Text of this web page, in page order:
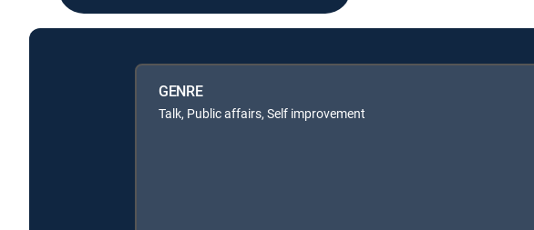
GENRE
Talk, Public affairs, Self improvement